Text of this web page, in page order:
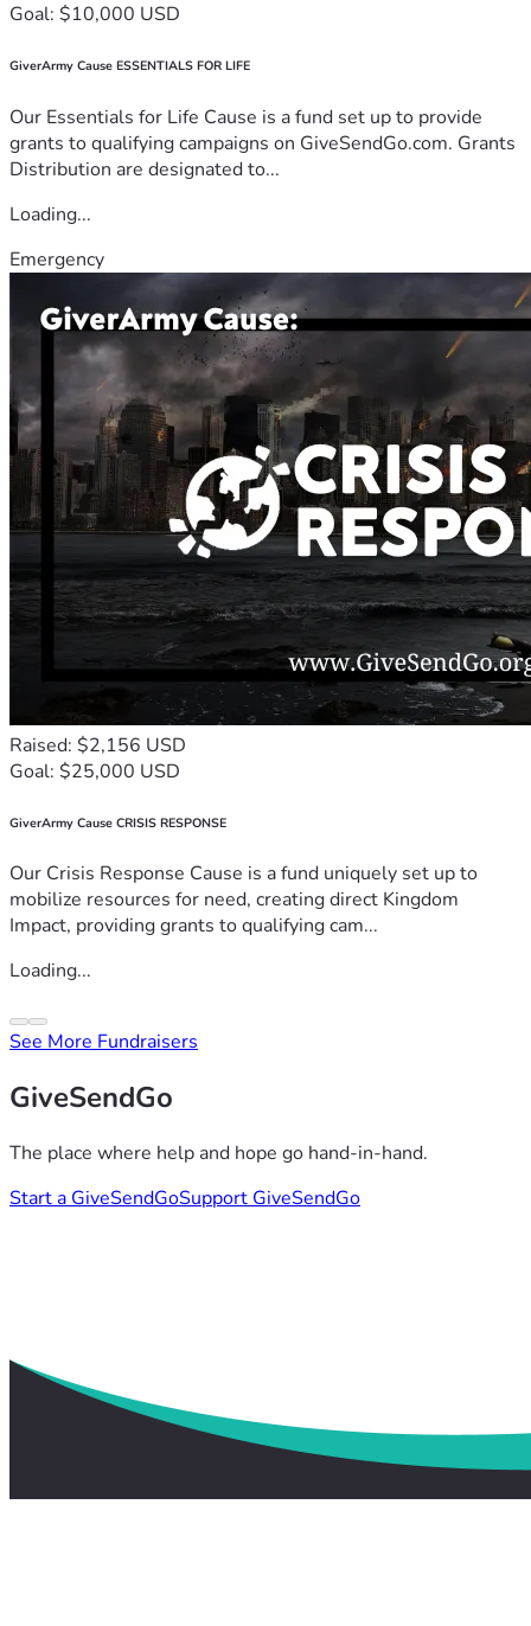
Goal: $10,000 USD
GiverArmy Cause ESSENTIALS FOR LIFE
Our Essentials for Life Cause is a fund set up to provide
grants to qualifying campaigns on GiveSendGo.com. Grants
Distribution are designated to...
Loading...
Emergency
Raised: $2,156 USD
Goal: $25,000 USD
GiverArmy Cause CRISIS RESPONSE
Our Crisis Response Cause is a fund uniquely set up to
mobilize resources for need, creating direct Kingdom
Impact, providing grants to qualifying cam...
Loading...
See More Fundraisers
GiveSendGo
The place where help and hope go hand-in-hand.
Start a GiveSendGoSupport GiveSendGo